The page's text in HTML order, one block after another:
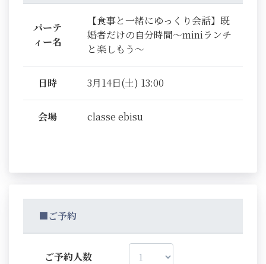
パーテ
ィー名
【食事と一緒にゆっくり会話】既
婚者だけの自分時間～miniランチ
と楽しもう～
日時 3月14日(土) 13:00
会場 classe ebisu
■ご予約
ご予約人数